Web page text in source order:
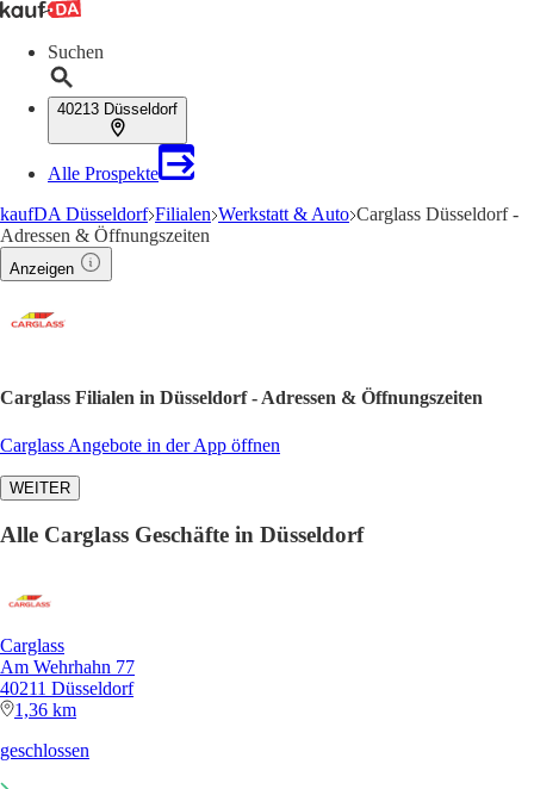
Suchen
40213 Düsseldorf
Alle Prospekte
kaufDA Düsseldorf Filialen Werkstatt & Auto Carglass Düsseldorf -
Adressen & Öffnungszeiten
Anzeigen
Carglass Filialen in Düsseldorf - Adressen & Öffnungszeiten
Carglass Angebote in der App öffnen
WEITER
Alle Carglass Geschäfte in Düsseldorf
Carglass
Am Wehrhahn 77
40211 Düsseldorf
1,36 km
geschlossen